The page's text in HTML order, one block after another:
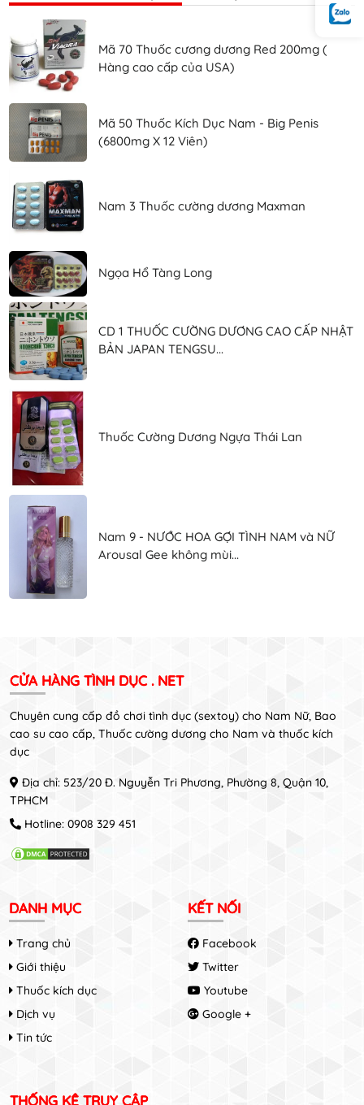
Mã 70 Thuốc cương dương Red 200mg (
Hàng cao cấp của USA)
Mã 50 Thuốc Kích Dục Nam - Big Penis
(6800mg X 12 Viên)
Nam 3 Thuốc cường dương Maxman
Ngọa Hổ Tàng Long
CD 1 THUỐC CƯỜNG DƯƠNG CAO CẤP NHẬT
BẢN JAPAN TENGSU...
Thuốc Cường Dương Ngựa Thái Lan
Nam 9 - NƯỚC HOA GỢI TÌNH NAM và NỮ
Arousal Gee không mùi...
CỬA HÀNG TÌNH DỤC . NET
Chuyên cung cấp đồ chơi tình dục (sextoy) cho Nam Nữ, Bao
cao su cao cấp, Thuốc cường dương cho Nam và thuốc kích
dục
Địa chỉ: 523/20 Đ. Nguyễn Tri Phương, Phường 8, Quận 10,
TPHCM
Hotline: 0908 329 451
DANH MỤC
Trang chủ
Giới thiệu
Thuốc kích dục
Dịch vụ
Tin tức
KẾT NỐI
Facebook
Twitter
Youtube
Google +
THỐNG KÊ TRUY CẬP